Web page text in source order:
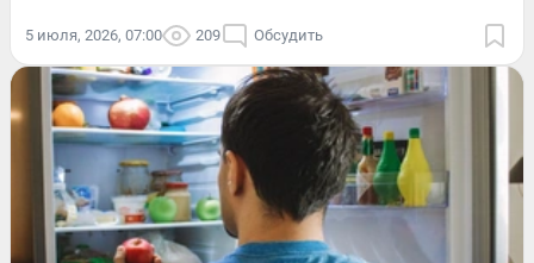
5 июля, 2026, 07:00 209 Обсудить